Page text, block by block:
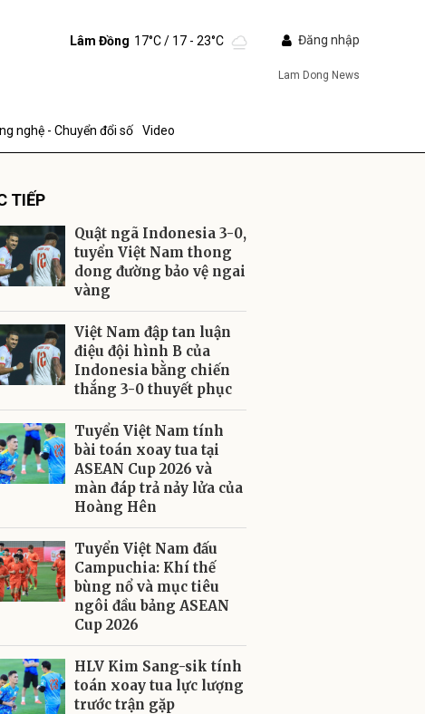
Lâm Đồng 17°C/ 17 - 23°C Đăng nhập
Lam Dong News
nghệ - Chuyển đổi số Video
TIẾP
Quật ngã Indonesia 3-0,
tuyển Việt Nam thong
dong đường bảo vệ ngai
vàng
Việt Nam đập tan luận
điệu đội hình B của
Indonesia bằng chiến
thắng 3-0 thuyết phục
Tuyển Việt Nam tính
bài toán xoay tua tại
ASEAN Cup 2026 và
màn đáp trả nảy lửa của
Hoàng Hên
Tuyển Việt Nam đấu
Campuchia: Khí thế
bùng nổ và mục tiêu
ngôi đầu bảng ASEAN
Cup 2026
HLV Kim Sang-sik tính
toán xoay tua lực lượng
trước trận gặp